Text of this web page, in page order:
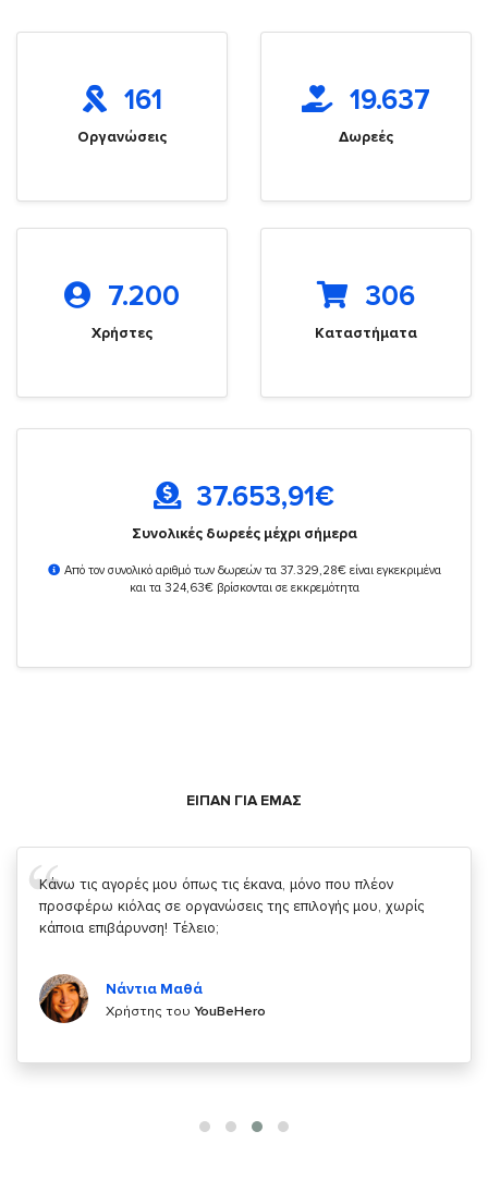
161
Οργανώσεις
19.637
Δωρεές
7.200
Χρήστες
306
Καταστήματα
37.653,91€
Συνολικές δωρεές μέχρι σήμερα
Από τον συνολικό αριθμό των δωρεών τα 37.329,28€ είναι εγκεκριμένα
και τα 324,63€ βρίσκονται σε εκκρεμότητα
ΕΙΠΑΝ ΓΙΑ ΕΜΑΣ
Σας ευχαριστώ που μας δίνετε την δυνατότητα να κάνουμε
κάτι!
Χρήστης τουYouBeHero